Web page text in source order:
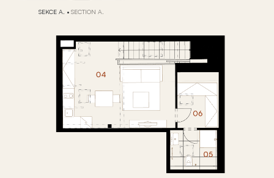
SEKCE A. • SECTION A.